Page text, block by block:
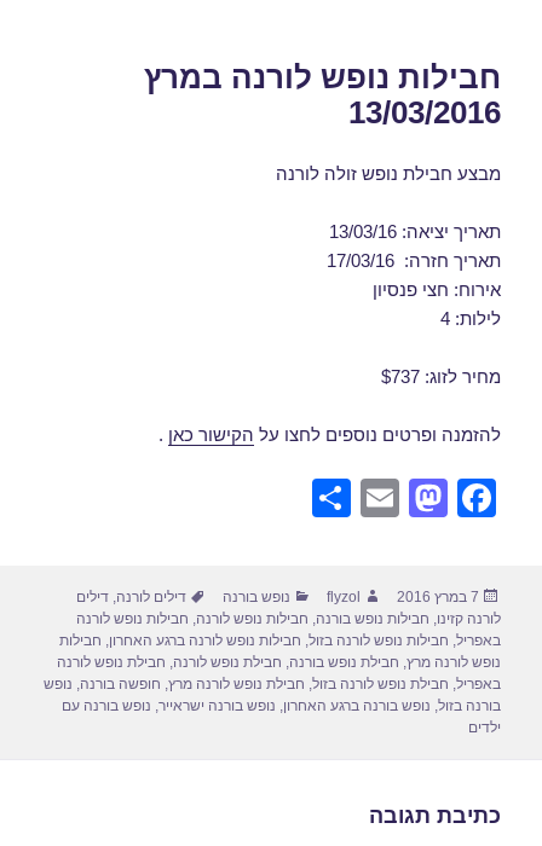
חבילות נופש לורנה במרץ
13/03/2016
מבצע חבילת נופש זולה לורנה
תאריך יציאה: 13/03/16
תאריך חזרה: 17/03/16
אירוח: חצי פנסיון
לילות: 4
מחיר לזוג: $737
להזמנה ופרטים נוספים לחצו על הקישור כאן .
F
e
b
o
M
o
d
o
E
e
פורסם
בתאריך
7 במרץ 2016 מחבר
flyzol קטגוריות
נופש בורנה תגיות
דילים לורנה,דילים
לורנה קזינו, חבילות נופש בורנה, חבילות נופש לורנה, חבילות נופש לורנה
באפריל, חבילות נופש לורנה בזול, חבילות נופש לורנה ברגע האחרון, חבילות
נופש לורנה מרץ, חבילת נופש בורנה, חבילת נופש לורנה, חבילת נופש לורנה
באפריל, חבילת נופש לורנה בזול, חבילת נופש לורנה מרץ, חופשה בורנה, נופש
בורנה בזול, נופש בורנה ברגע האחרון, נופש בורנה ישראייר, נופש בורנה עם
ילדים
כתיבת תגובה